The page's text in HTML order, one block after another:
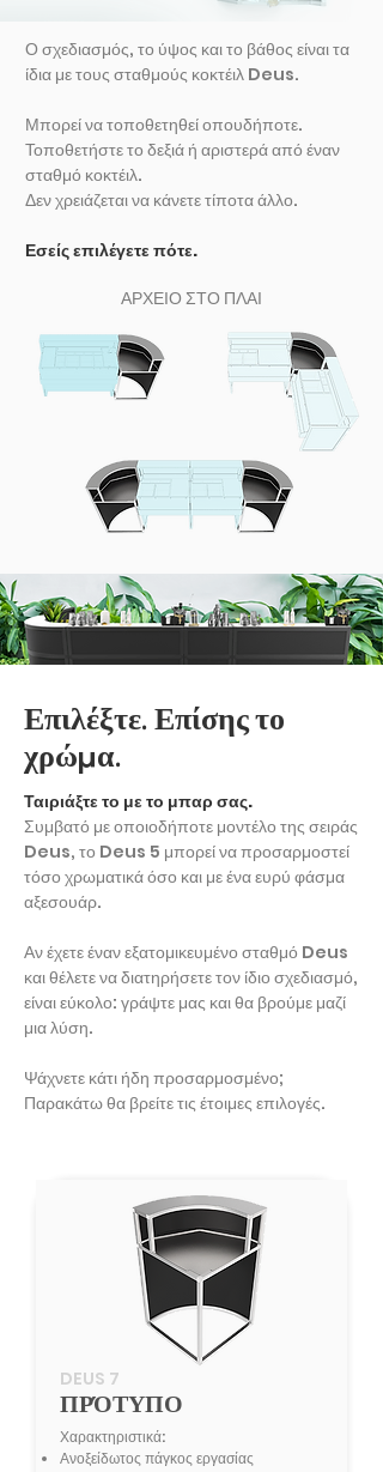
Ο σχεδιασμός, το ύψος και το βάθος είναι τα
ίδια με τους σταθμούς κοκτέιλ Deus.
Μπορεί να τοποθετηθεί οπουδήποτε.
Τοποθετήστε το δεξιά ή αριστερά από έναν
σταθμό κοκτέιλ.
Δεν χρειάζεται να κάνετε τίποτα άλλο.
Εσείς επιλέγετε πότε.
ΑΡΧΕΙΟ ΣΤΟ ΠΛΑΙ
Επιλέξτε. Επίσης το
χρώμα.
Ταιριάξτε το με το μπαρ σας.
Συμβατό με οποιοδήποτε μοντέλο της σειράς
Deus, το Deus 5 μπορεί να προσαρμοστεί
τόσο χρωματικά όσο και με ένα ευρύ φάσμα
αξεσουάρ.
Αν έχετε έναν εξατομικευμένο σταθμό Deus
και θέλετε να διατηρήσετε τον ίδιο σχεδιασμό,
είναι εύκολο: γράψτε μας και θα βρούμε μαζί
μια λύση.
Ψάχνετε κάτι ήδη προσαρμοσμένο;
Παρακάτω θα βρείτε τις έτοιμες επιλογές.
DEUS 7
ΠΡΌΤΥΠΟ
Χαρακτηριστικά:
Ανοξείδωτος πάγκος εργασίας